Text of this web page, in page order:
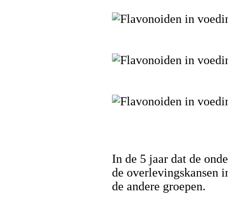
In de 5 jaar dat de
de overlevingskansen
de andere groepen.